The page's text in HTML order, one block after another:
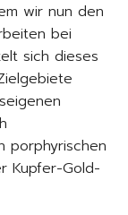
wir nun den
bei
sich dieses
porphyrischen
Kupfer-Gold-